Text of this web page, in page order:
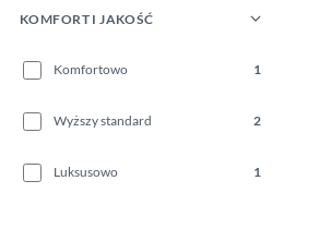
KOMFORT I JAKOŚĆ
Komfortowo 1
Wyższy standard 2
Luksusowo 1